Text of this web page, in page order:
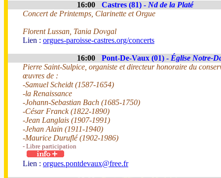
16:00 Castres (81) - Nd de la Platé
Concert de Printemps, Clarinette et Orgue
Florent Lussan, Tania Dovgal
Lien : orgues-paroisse-castres.org/concerts
16:00 Pont-De-Vaux (01) - Église Notre-
Pierre Saint-Sulpice, organiste et directeur honoraire du
œuvres de :
-Samuel Scheidt (1587-1654)
-la Renaissance
-Johann-Sebastian Bach (1685-1750)
-César Franck (1822-1890)
-Jean Langlais (1907-1991)
-Jehan Alain (1911-1940)
-Maurice Duruflé (1902-1986)
- Libre participation
Lien : orgues.pontdevaux@free.fr